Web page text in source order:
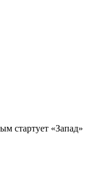
стартует «Запад»